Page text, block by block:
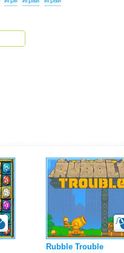
Rubble Trouble